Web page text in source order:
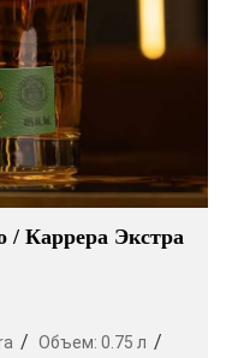
/ Каррера Экстра
Объем: 0.75 л